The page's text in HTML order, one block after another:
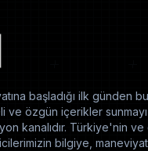
başladığı ilk günden
ve özgün içerikler
kanalıdır. Türkiye'nin ve
bilgiye,